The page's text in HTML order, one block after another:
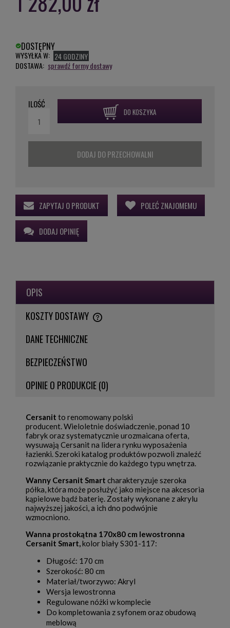
DOSTĘPNY
WYSYŁKA W: 24 GODZINY
DOSTAWA: sprawdź formy dostawy
ILOŚĆ
DO KOSZYKA
DODAJ DO PRZECHOWALNI
ZAPYTAJ O PRODUKT POLEĆ ZNAJOMEMU
DODAJ OPINIĘ
OPIS
KOSZTY DOSTAWY
CENA NIE ZAWIERA EWENTUALNYCH KOSZTÓW PŁATNOŚCI
DANE TECHNICZNE
BEZPIECZEŃSTWO
OPINIE O PRODUKCIE (0)
Cersanit to renomowany polski
producent. Wieloletnie doświadczenie, ponad 10
fabryk oraz systematycznie urozmaicana oferta,
wysuwają Cersanit na lidera rynku wyposażenia
łazienki. Szeroki katalog produktów pozwoli znaleźć
rozwiązanie praktycznie do każdego typu wnętrza.
Wanny Cersanit Smart charakteryzuje szeroka
półka, która może posłużyć jako miejsce na akcesoria
kąpielowe bądź baterię. Zostały wykonane z akrylu
najwyższej jakości, a ich dno podwójnie
wzmocniono.
Wanna prostokątna 170x80 cm lewostronna
Cersanit Smart,kolor biały S301-117:
Długość: 170 cm
Szerokość: 80 cm
Materiał/tworzywo: Akryl
Wersja lewostronna
Regulowane nóżki w komplecie
Do kompletowania z syfonem oraz obudową
meblową